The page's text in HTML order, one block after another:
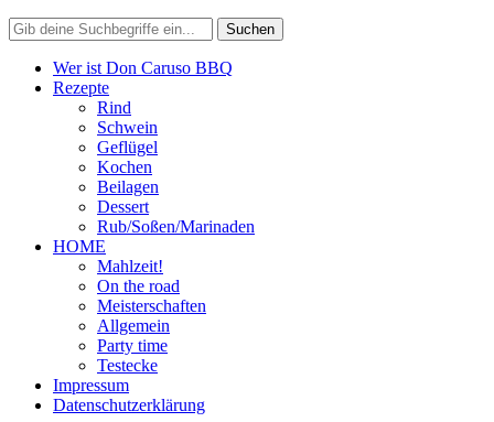
Wer ist Don Caruso BBQ
Rezepte
Rind
Schwein
Geflügel
Kochen
Beilagen
Dessert
Rub/Soßen/Marinaden
HOME
Mahlzeit!
On the road
Meisterschaften
Allgemein
Party time
Testecke
Impressum
Datenschutzerklärung